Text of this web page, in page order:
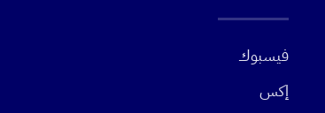
فيسبوك
إكس